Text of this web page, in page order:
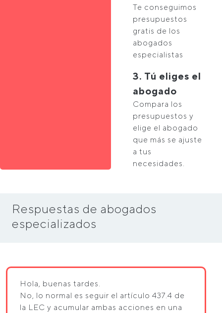
Te conseguimos
presupuestos
gratis de los
abogados
especialistas
3. Tú eliges el
abogado
Compara los
presupuestos y
elige el abogado
que más se ajuste
a tus
necesidades.
Respuestas de abogados
especializados
Hola, buenas tardes.
No, lo normal es seguir el artículo 437.4 de
la LEC y acumular ambas acciones en una